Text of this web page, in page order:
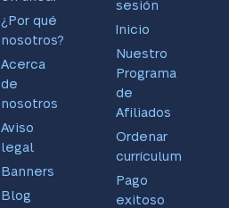
¿Por qué
nosotros?
Acerca
de
nosotros
Aviso
legal
Banners
Blog
sesión
Inicio
Nuestro
Programa
de
Afiliados
Ordenar
currículum
Pago
exitoso